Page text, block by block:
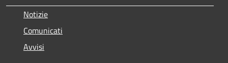
Notizie
Comunicati
Avvisi